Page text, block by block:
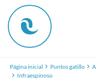
Página inicial Puntos gatillo
Infraespinoso